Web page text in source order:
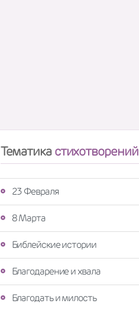
Тематикастихотворений
23 Февраля
8 Марта
Библейские истории
Благодарение и хвала
Благодать и милость